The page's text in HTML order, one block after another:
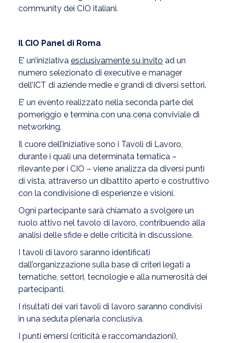
community dei CIO italiani.
Il CIO Panel di Roma
E’ un’iniziativa esclusivamente su invito ad un
numero selezionato di executive e manager
dell’ICT di aziende medie e grandi di diversi settori.
E’ un evento realizzato nella seconda parte del
pomeriggio e termina con una cena conviviale di
networking.
Il cuore dell’iniziative sono i Tavoli di Lavoro,
durante i quali una determinata tematica –
rilevante per i CIO – viene analizza da diversi punti
di vista, attraverso un dibattito aperto e costruttivo
con la condivisione di esperienze e visioni.
Ogni partecipante sarà chiamato a svolgere un
ruolo attivo nel tavolo di lavoro, contribuendo alla
analisi delle sfide e delle criticità in discussione.
I tavoli di lavoro saranno identificati
dall’organizzazione sulla base di criteri legati a
tematiche, settori, tecnologie e alla numerosità dei
partecipanti.
I risultati dei vari tavoli di lavoro saranno condivisi
in una seduta plenaria conclusiva.
I punti emersi (criticità e raccomandazioni),